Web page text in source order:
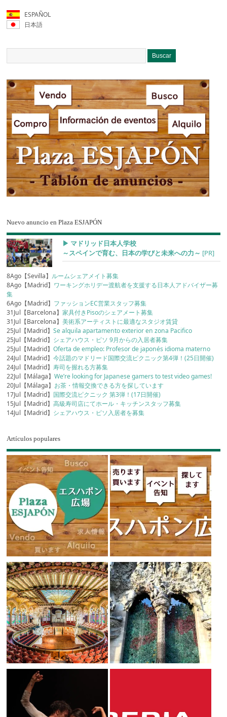
ESPAÑOL
日本語
Nuevo anuncio en Plaza ESJAPÓN
▶︎ マドリッド日本人学校
～スペインで育む、日本の学びと未来への力～ [PR]
8Ago【Sevilla】 ルームシェアメイト募集
8Ago【Madrid】 ワーキングホリデー渡航者を支援する日本人アドバイザー募
集
6Ago【Madrid】 ファッションEC営業スタッフ募集
31Jul【Barcelona】家具付きPisoのシェアメート募集
31Jul【Barcelona】美術系アーティストに最適なスタジオ賃貸
25Jul【Madrid】Se alquila apartamento exterior en zona Pacifico
25Jul【Madrid】 シェアハウス・ピソ 9月からの入居者募集
25Jul【Madrid】Oferta de empleo: Profesor de japonés idioma materno
24Jul【Madrid】今話題のマドリード国際交流ピクニック第4弾！(25日開催)
24Jul【Madrid】寿司を握れる方募集
22Jul【Málaga】We’re looking for Japanese gamers to test video games!
20Jul【Málaga】 お茶・情報交換できる方を探しています
17Jul【Madrid】 国際交流ピクニック 第3弾！(17日開催)
15Jul【Madrid】高級寿司店にてホール・キッチンスタッフ募集
14Jul【Madrid】 シェアハウス・ピソ入居者を募集
Artículos populares